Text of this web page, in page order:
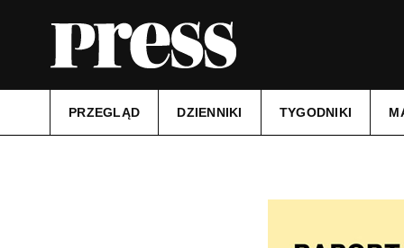
PRZEGLĄD DZIENNIKI TYGODNIKI